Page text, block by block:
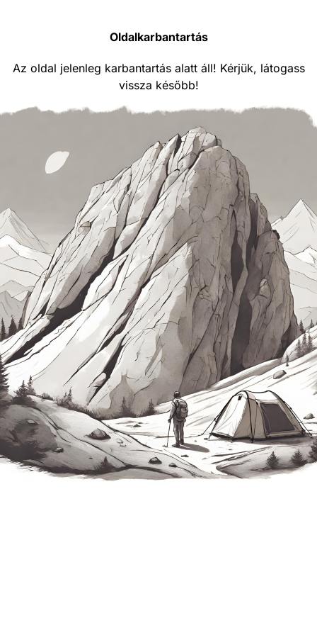
Oldalkarbantartás
Az oldal jelenleg karbantartás alatt áll! Kérjük, látogass
vissza később!